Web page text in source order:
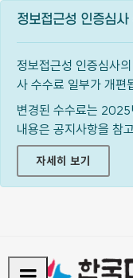
정보접근성 인증심사
정보접근성 인증심사
사 수수료 일부가 개편
변경된 수수료는 2025
내용은 공지사항을 참
자세히 보기